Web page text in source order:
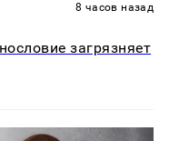
8 часов назад
загрязняет